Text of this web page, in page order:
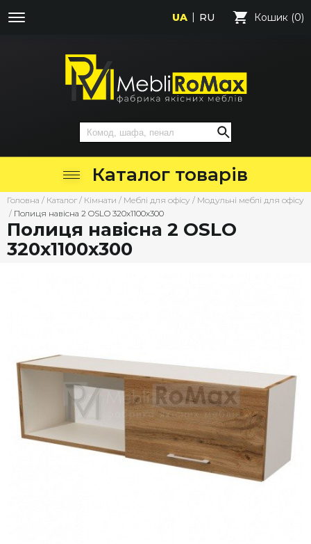
UA RU Кошик (0)
Каталог товарів
Головна / Каталог / Кімнати / Меблі для офісу / Модульні меблі для офісу
/ Полиця навісна 2 OSLO 320х1100х300
Полиця навісна 2 OSLO
320х1100х300